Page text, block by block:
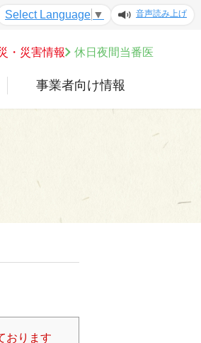
・災害情報 休日夜間当番医
事業者向け情報
Select Language ▼ 音声読み上げ
おります